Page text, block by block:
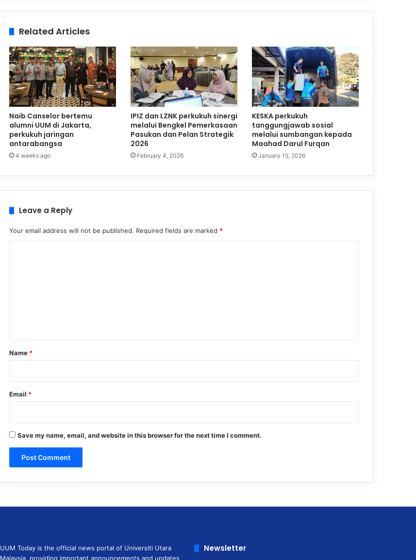
Related Articles
Naib Canselor bertemu
alumni UUM di Jakarta,
perkukuh jaringan
antarabangsa
4 weeks ago
IPIZ dan LZNK perkukuh sinergi
melalui Bengkel Pemerkasaan
Pasukan dan Pelan Strategik
2026
February 4, 2026
KESKA perkukuh
tanggungjawab sosial
melalui sumbangan kepada
Maahad Darul Furqan
January 15, 2026
Leave a Reply
Your email address will not be published. Required fields are marked *
*
Name *
Email *
Save my name, email, and website in this browser for the next time I comment.
UUM Today is the official news portal of Universiti Utara
Malaysia, providing important announcements and updates
Newsletter